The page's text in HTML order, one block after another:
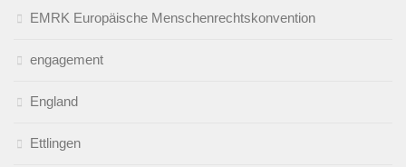
EMRK Europäische Menschenrechtskonvention
engagement
England
Ettlingen